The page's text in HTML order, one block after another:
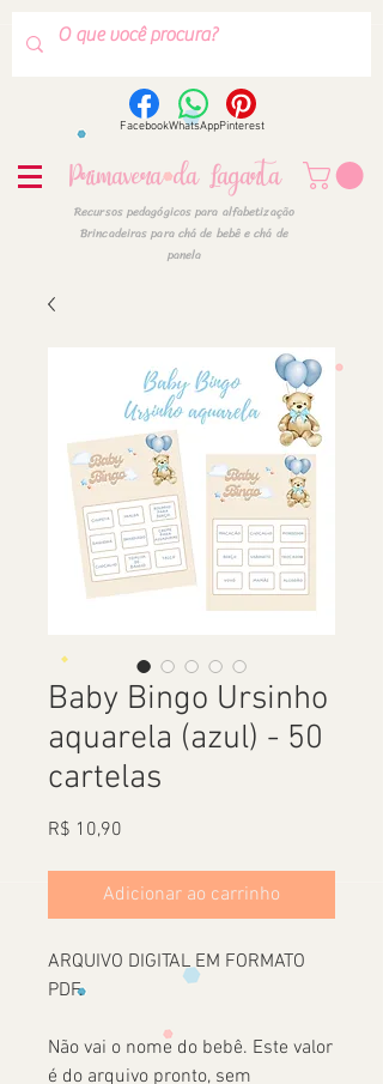
FacebookWhatsAppPinterest
Primavera da Lagarta
Recursos pedagógicos para alfabetização
Brincadeiras para chá de bebê e chá de
panela
Baby Bingo Ursinho
aquarela (azul) - 50
cartelas
R$ 10,90
Adicionar ao carrinho
ARQUIVO DIGITAL EM FORMATO
PDF.
Não vai o nome do bebê. Este valor
é do arquivo pronto, sem